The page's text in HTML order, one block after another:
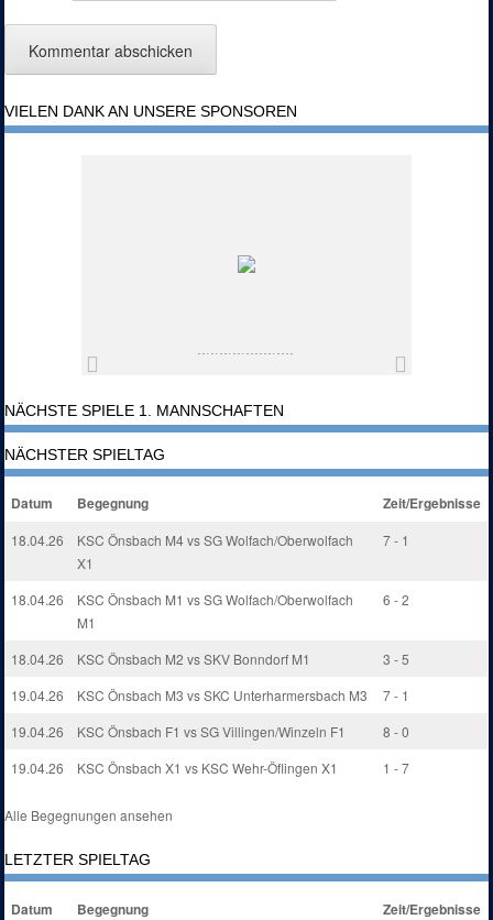
VIELEN DANK AN UNSERE SPONSOREN
NÄCHSTE SPIELE 1. MANNSCHAFTEN
NÄCHSTER SPIELTAG
Datum Begegnung Zeit/Ergebnisse
18.04.26
KSC Önsbach M4 vs SG Wolfach/Oberwolfach
X1
7 - 1
18.04.26
KSC Önsbach M1 vs SG Wolfach/Oberwolfach
M1
6 - 2
18.04.26 KSC Önsbach M2 vs SKV Bonndorf M1
3 - 5
19.04.26
KSC Önsbach M3 vs SKC Unterharmersbach M3
7 - 1
19.04.26
KSC Önsbach F1 vs SG Villingen/Winzeln F1
8 - 0
19.04.26
KSC Önsbach X1 vs KSC Wehr-Öflingen X1 1 - 7
Alle Begegnungen ansehen
LETZTER SPIELTAG
Datum Begegnung Zeit/Ergebnisse